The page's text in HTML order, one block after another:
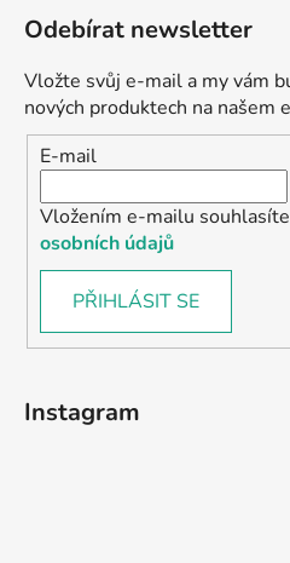
Odebírat newsletter
Vložte svůj e-mail a my vám
nových produktech na našem
E-mail
Vložením e-mailu
osobních údajů
PŘIHLÁSIT SE
Instagram